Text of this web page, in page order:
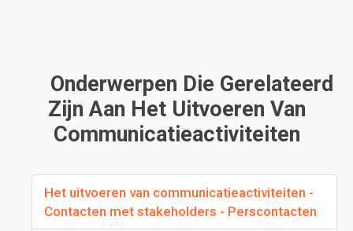
Onderwerpen Die Gerelateerd
Zijn Aan Het Uitvoeren Van
Communicatieactiviteiten
Het uitvoeren van communicatieactiviteiten -
Contacten met stakeholders - Perscontacten